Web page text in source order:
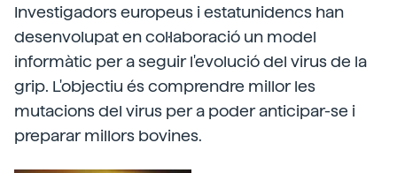
Investigadors europeus i estatunidencs han
desenvolupat en col·laboració un model
informàtic per a seguir l'evolució del virus de la
grip. L'objectiu és comprendre millor les
mutacions del virus per a poder anticipar-se i
preparar millors bovines.